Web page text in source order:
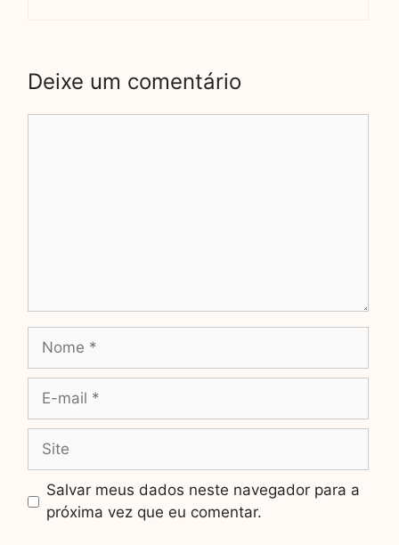
Deixe um comentário
Salvar meus dados neste navegador para a
próxima vez que eu comentar.